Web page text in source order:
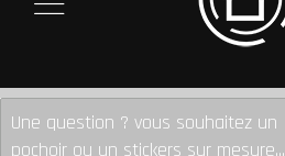
Une question ? vous souhaitez un
pochoir ou un stickers sur mesure...